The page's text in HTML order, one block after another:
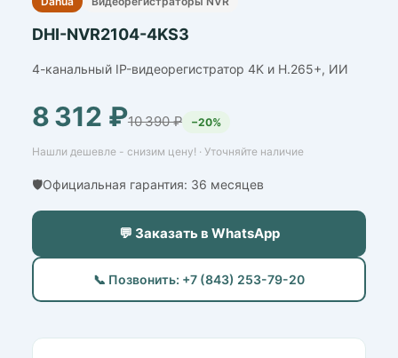
DHI-NVR2104-4KS3
4-канальный IP-видеорегистратор 4K и H.265+, ИИ
8 312 ₽10 390 ₽ −20%
Нашли дешевле - снизим цену! · Уточняйте наличие
🛡️Официальная гарантия: 36 месяцев
💬 Заказать в WhatsApp
📞 Позвонить: +7 (843) 253-79-20